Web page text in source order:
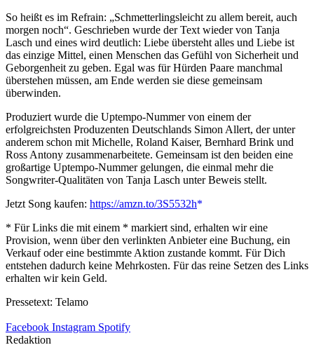
So heißt es im Refrain: „Schmetterlingsleicht zu allem bereit, auch
morgen noch“. Geschrieben wurde der Text wieder von Tanja
Lasch und eines wird deutlich: Liebe übersteht alles und Liebe ist
das einzige Mittel, einen Menschen das Gefühl von Sicherheit und
Geborgenheit zu geben. Egal was für Hürden Paare manchmal
überstehen müssen, am Ende werden sie diese gemeinsam
überwinden.
Produziert wurde die Uptempo-Nummer von einem der
erfolgreichsten Produzenten Deutschlands Simon Allert, der unter
anderem schon mit Michelle, Roland Kaiser, Bernhard Brink und
Ross Antony zusammenarbeitete. Gemeinsam ist den beiden eine
großartige Uptempo-Nummer gelungen, die einmal mehr die
Songwriter-Qualitäten von Tanja Lasch unter Beweis stellt.
Jetzt Song kaufen: https://amzn.to/3S5532h
* Für Links die mit einem * markiert sind, erhalten wir eine
Provision, wenn über den verlinkten Anbieter eine Buchung, ein
Verkauf oder eine bestimmte Aktion zustande kommt. Für Dich
entstehen dadurch keine Mehrkosten. Für das reine Setzen des Links
erhalten wir kein Geld.
Pressetext: Telamo
Facebook Instagram Spotify
Redaktion